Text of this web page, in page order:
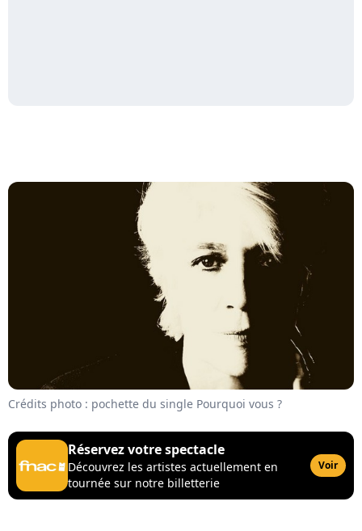
Crédits photo : pochette du single Pourquoi vous ?
Réservez votre spectacle
Découvrez les artistes actuellement en
tournée sur notre billetterie
Voir